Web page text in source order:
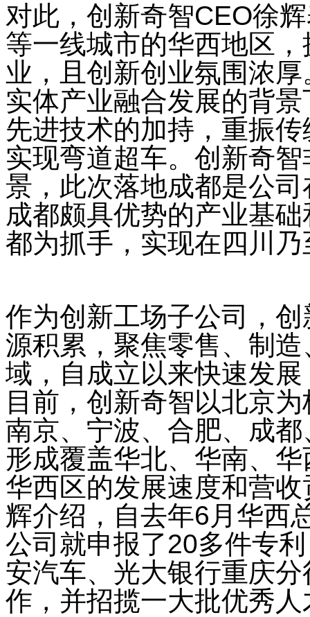
对此，创新奇智CEO徐
等一线城市的华西地区
业，且创新创业氛围浓
实体产业融合发展的背
先进技术的加持，重振
实现弯道超车。创新奇
景，此次落地成都是公
成都颇具优势的产业基
都为抓手，实现在四川
作为创新工场子公司，
源积累，聚焦零售、制
域，自成立以来快速发
目前，创新奇智以北京
南京、宁波、合肥、成
形成覆盖华北、华南、
华西区的发展速度和营
辉介绍，自去年6 月华西
公司就申报了20多件专
安汽车、光大银行重庆
作，并招揽一大批优秀